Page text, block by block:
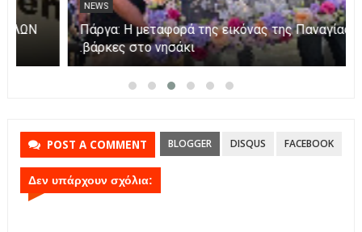
NEWS
Λαχειοφόρος αγορά στήριξε την ομάδα ΑΠΟΛΛΩΝ
ΠΑΡΓΑΣ
POST A COMMENT BLOGGER DISQUS FACEBOOK
Δεν υπάρχουν σχόλια: